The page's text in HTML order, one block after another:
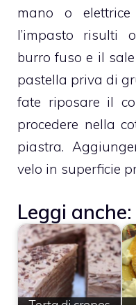
mano o
l’impasto risulti
burro fuso e il
pastella priva di
fate riposare il
procedere nella
piastra.
velo in superficie
Leggi anche: